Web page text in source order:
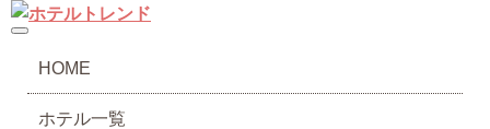
toggle navigation
HOME
ホテル一覧